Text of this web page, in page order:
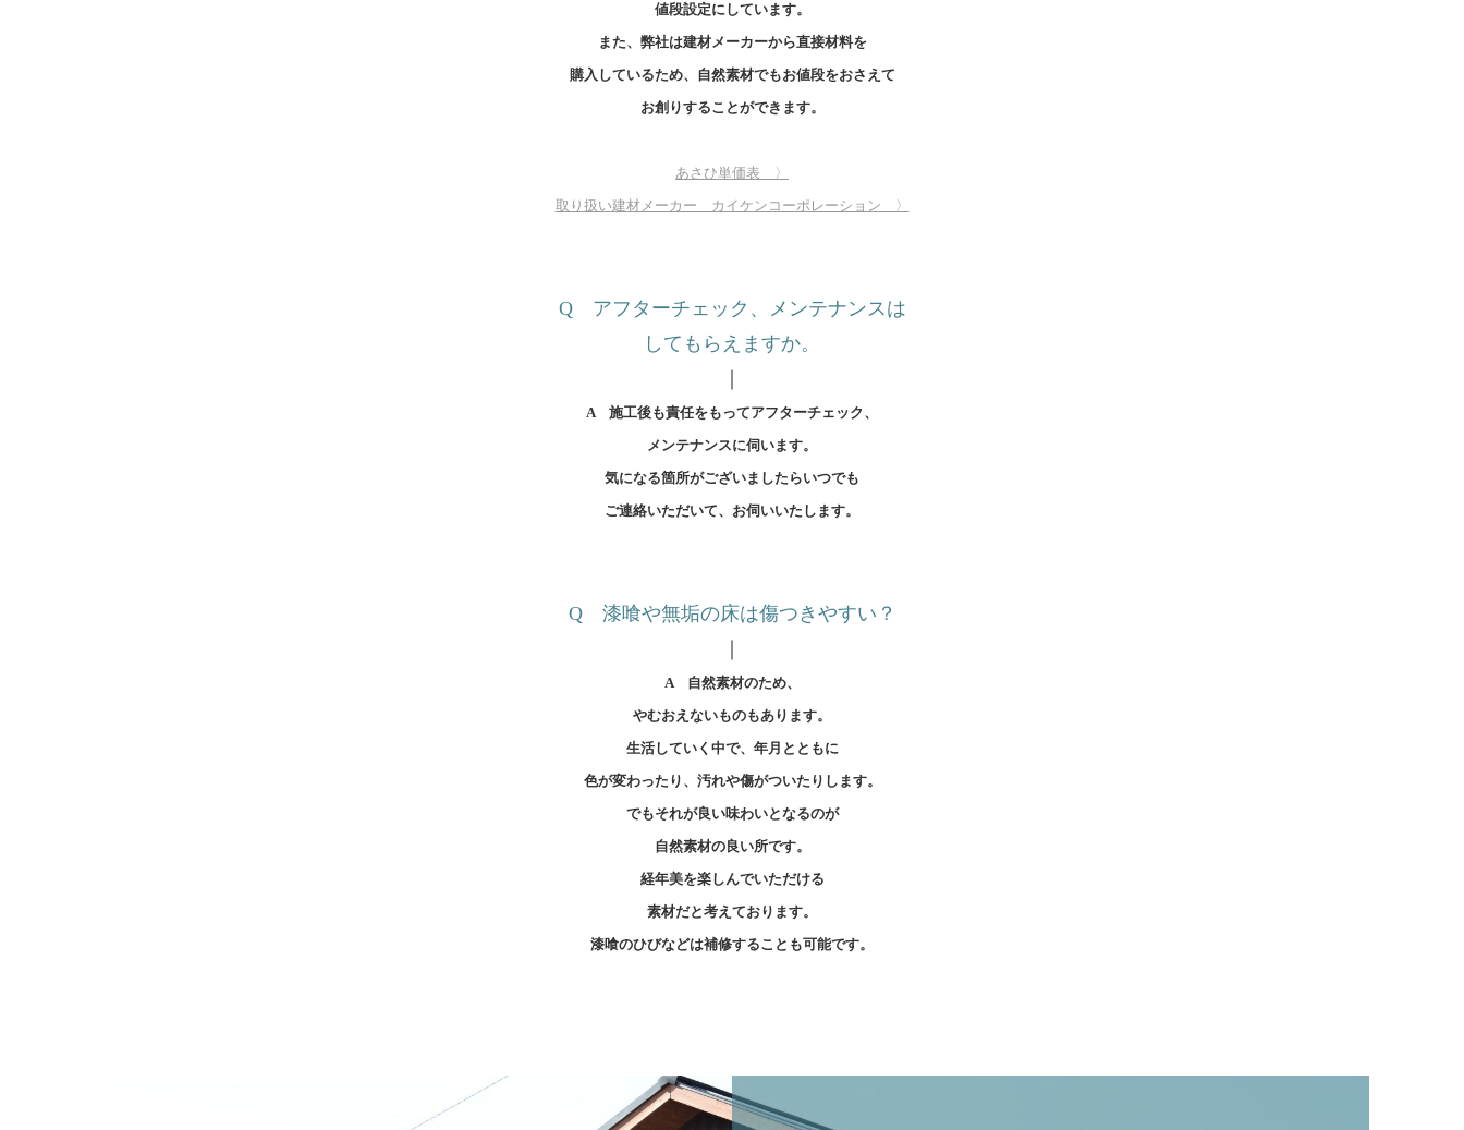
値段設定にしています。
また、弊社は建材メーカーから直接材料を
購入しているため、 自然素材でもお値段をおさえて
お創りすることができます。
あさひ単価表 〉
取り扱い建材メーカー カイケンコーポレーション 〉
Q アフターチェック、メンテナンスは
してもらえますか。
A 施工後も責任をもってアフターチェック、
メンテナンスに伺います。
気になる箇所がございましたらいつでも
ご連絡いただいて、 お伺いいたします。
Q 漆喰や無垢の床は傷つきやすい？
A 自然素材のため、
やむおえないものもあります。
生活していく中で、年月とともに
色が変わったり、汚れや傷がついたりします。
でもそれが良い味わいとなるのが
自然素材の良い所です。
経年美を楽しんでいただける
素材だと考えております。
漆喰のひびなどは補修することも可能です。